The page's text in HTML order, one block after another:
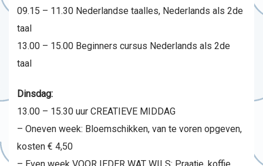
09.15 – 11.30 Nederlandse taalles, Nederlands als 2de
taal
13.00 – 15.00 Beginners cursus Nederlands als 2de
taal
Dinsdag:
13.00 – 15.30 uur CREATIEVE MIDDAG
– Oneven week: Bloemschikken, van te voren opgeven,
kosten € 4,50